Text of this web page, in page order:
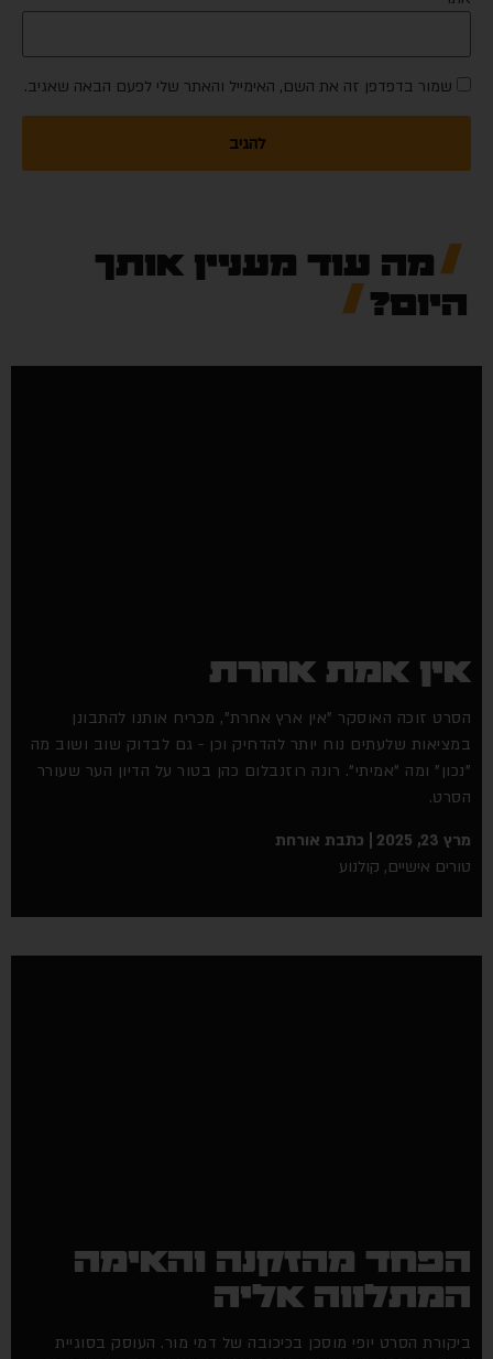
שמור בדפדפן זה את השם, האימייל והאתר שלי לפעם הבאה שאגיב.
מה עוד מעניין אותך
היום?
אין אמת אחרת
הסרט זוכה האוסקר "אין ארץ אחרת", מכריח אותנו להתבונן
במציאות שלעתים נוח יותר להדחיק וכן - גם לבדוק שוב ושוב מה
"נכון" ומה "אמיתי". רונה רוזנבלום כהן בטור על הדיון הער שעורר
הסרט.
מרץ 23, 2025
כתבת אורחת
טורים אישיים, קולנוע
הפחד מהזקנה והאימה
המתלווה אליה
ביקורת הסרט יופי מוסכן בכיכובה של דמי מור. העוסק בסוגיית